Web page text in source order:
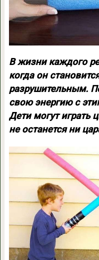
В жизни каждого
когда он
разрушительным.
свою энергию с
Дети могут играть
не останется ни